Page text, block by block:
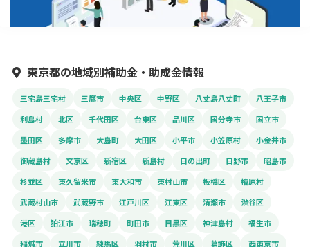
東京都の地域別補助金・助成金情報
三宅島三宅村 三鷹市 中央区 中野区 八丈島八丈町
八王子市
利島村
北区 千代田区 台東区 品川区 国分寺市
国立市
墨田区
多摩市 大島町 大田区 小平市 小笠原村
小金井市
御蔵島村
文京区 新宿区 新島村 日の出町 日野市
昭島市
杉並区
東久留米市 東大和市 東村山市 板橋区
檜原村
武蔵村山市
武蔵野市 江戸川区 江東区 清瀬市
渋谷区
港区
狛江市 瑞穂町 町田市 目黒区 神津島村
福生市
稲城市
立川市 練馬区 羽村市 荒川区 葛飾区
西東京市